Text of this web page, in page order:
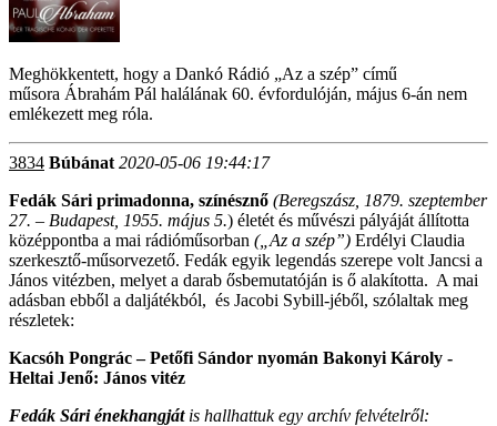
Meghökkentett, hogy a Dankó Rádió „Az a szép” című
műsora Ábrahám Pál halálának 60. évfordulóján, május 6-án nem
emlékezett meg róla.
3834 Búbánat 2020-05-06 19:44:17
Fedák Sári primadonna, színésznő (Beregszász, 1879. szeptember
27. – Budapest, 1955. május 5.) életét és művészi pályáját állította
középpontba a mai rádióműsorban („Az a szép”) Erdélyi Claudia
szerkesztő-műsorvezető. Fedák egyik legendás szerepe volt Jancsi a
János vitézben, melyet a darab ősbemutatóján is ő alakította. A mai
adásban ebből a daljátékból, és Jacobi Sybill-jéből, szólaltak meg
részletek:
Kacsóh Pongrác – Petőfi Sándor nyomán Bakonyi Károly -
Heltai Jenő: János vitéz
Fedák Sári énekhangjátis hallhattuk egy archív felvételről: